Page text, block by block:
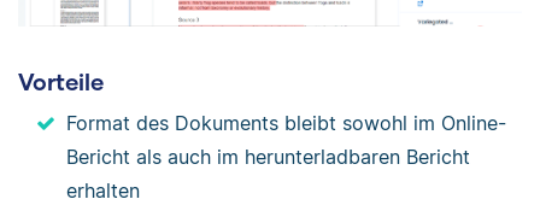
Vorteile
Format des Dokuments bleibt sowohl im Online-
Bericht als auch im herunterladbaren Bericht
erhalten